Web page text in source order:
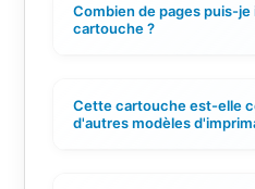
Combien de pages puis-
cartouche ?
Cette cartouche est-elle
d'autres modèles